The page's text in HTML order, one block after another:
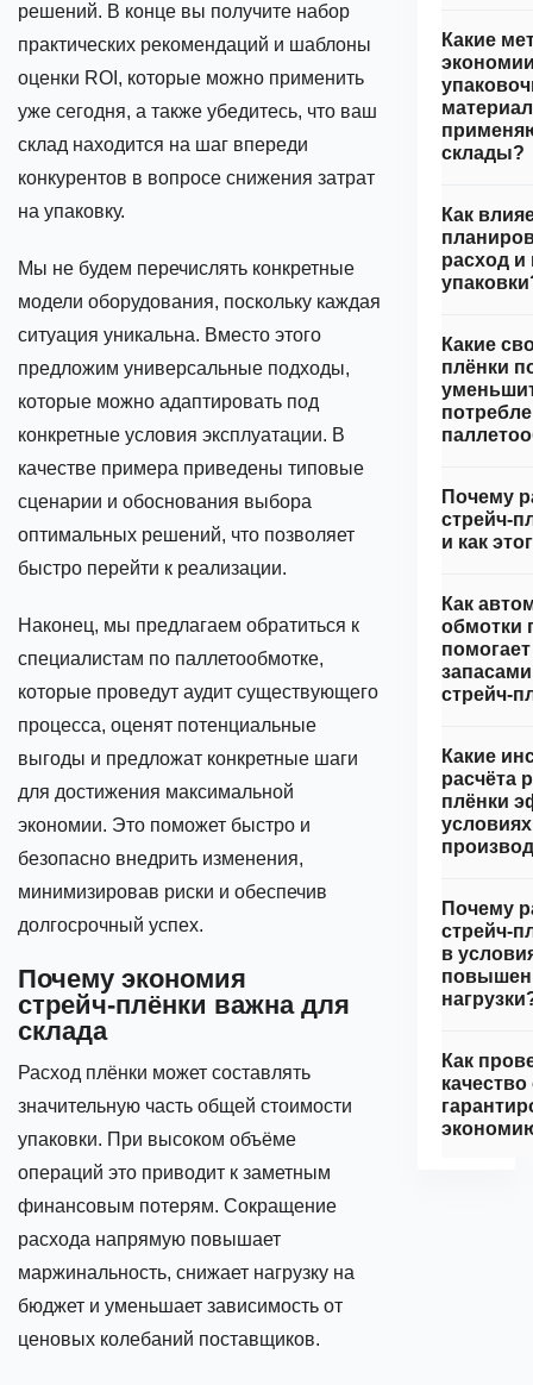
решений. В конце вы получите набор
практических рекомендаций и шаблоны
оценки ROI, которые можно применить
уже сегодня, а также убедитесь, что ваш
склад находится на шаг впереди
конкурентов в вопросе снижения затрат
на упаковку.
Мы не будем перечислять конкретные
модели оборудования, поскольку каждая
ситуация уникальна. Вместо этого
предложим универсальные подходы,
которые можно адаптировать под
конкретные условия эксплуатации. В
качестве примера приведены типовые
сценарии и обоснования выбора
оптимальных решений, что позволяет
быстро перейти к реализации.
Наконец, мы предлагаем обратиться к
специалистам по паллетообмотке,
которые проведут аудит существующего
процесса, оценят потенциальные
выгоды и предложат конкретные шаги
для достижения максимальной
экономии. Это поможет быстро и
безопасно внедрить изменения,
минимизировав риски и обеспечив
долгосрочный успех.
Почему экономия
стрейч‑плёнки важна для
склада
Расход плёнки может составлять
значительную часть общей стоимости
упаковки. При высоком объёме
операций это приводит к заметным
финансовым потерям. Сокращение
расхода напрямую повышает
маржинальность, снижает нагрузку на
бюджет и уменьшает зависимость от
ценовых колебаний поставщиков.
Какие
склады?
Как
расход и
Какие
плёнки
Почему
и как
Как
обмотки
запасами
Какие
расчёта
плёнки
Почему
в
Как